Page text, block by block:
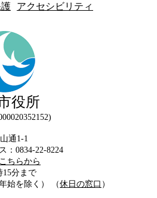
アクセシビリティ
役所
通1-1
：0834-22-8224
ちらから
15分まで
始を除く） （休日の窓口 ）